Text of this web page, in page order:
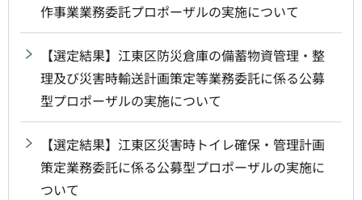
作事業業務委託プロポーザルの実施について
【選定結果】江東区防災倉庫の備蓄物資管理・整
理及び災害時輸送計画策定等業務委託に係る公募
型プロポーザルの実施について
【選定結果】江東区災害時トイレ確保・管理計画
策定業務委託に係る公募型プロポーザルの実施に
ついて